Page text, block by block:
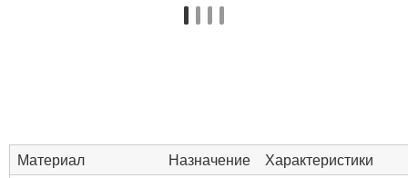
Материал Назначение
Характеристики